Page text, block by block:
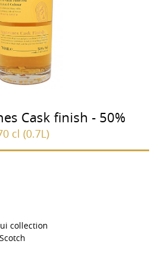
Cask finish - 50%
cl (0.7L)
collection